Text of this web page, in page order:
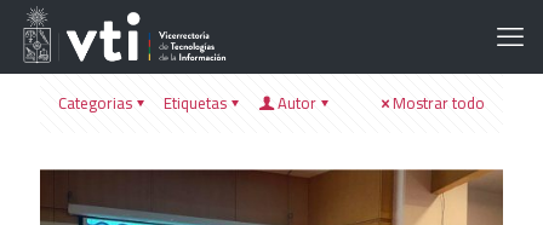
Categorias Etiquetas Autor Mostrar todo